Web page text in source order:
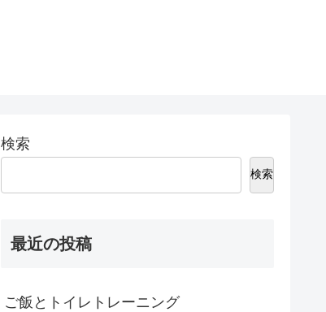
検索
検索
最近の投稿
ご飯とトイレトレーニング